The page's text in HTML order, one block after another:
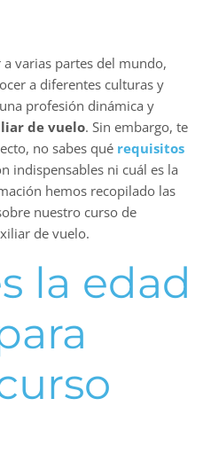
varias partes del mundo,
a diferentes culturas y
profesión dinámica y
de vuelo. Sin embargo, te
no sabes qué requisitos
indispensables ni cuál es la
hemos recopilado las
nuestro curso de
de vuelo.
la edad